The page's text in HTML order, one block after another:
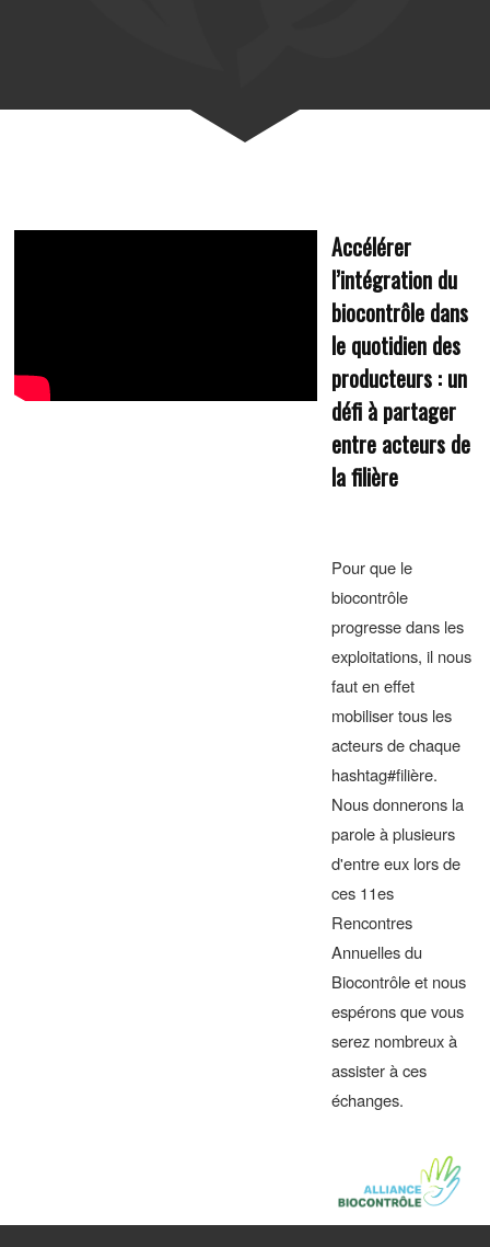
Accélérer
l’intégration du
biocontrôle dans
le quotidien des
producteurs : un
défi à partager
entre acteurs de
la filière
Pour que le
biocontrôle
progresse dans les
exploitations, il nous
faut en effet
mobiliser tous les
acteurs de chaque
hashtag#filière.
Nous donnerons la
parole à plusieurs
d'entre eux lors de
ces 11es
Rencontres
Annuelles du
Biocontrôle et nous
espérons que vous
serez nombreux à
assister à ces
échanges.